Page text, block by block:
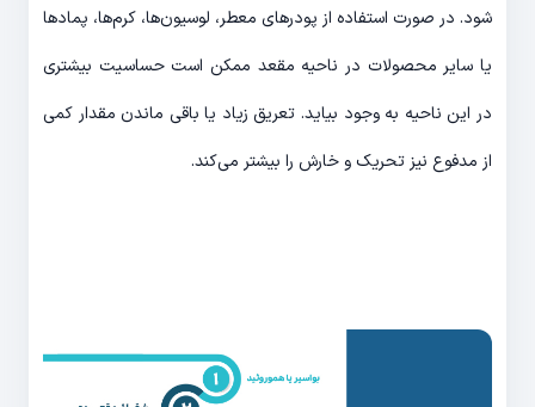
شود. در صورت استفاده از پودرهای معطر،‌ لوسیون‌ها، کرم‌ها، پمادها
یا سایر محصولات در ناحیه مقعد ممکن است حساسیت بیشتری
در این ناحیه به وجود بیاید. تعریق زیاد یا باقی ماندن مقدار کمی
از مدفوع نیز تحریک و خارش را بیشتر می‌کند.